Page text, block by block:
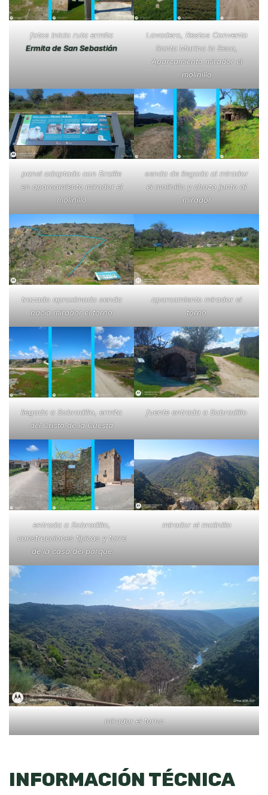
fotos inicio ruta ermita
Ermita de San Sebastián
Lavadero, Restos Convento
Santa Marina la Seca,
Aparcamiento mirador el
molinillo
panel adaptado con Braille
en aparcamiento mirador el
molinillo
senda de llegada al mirador
el molinillo y chozo junto al
mirador
trazado aproximado senda
hacia mirador el torno
aparcamiento mirador el
torno
llegada a Sobradillo, ermita
del Cristo de la Cuesta
fuente entrada a Sobradillo
entrada a Sobradillo,
construcciones típicas y torre
de la casa del parque
mirador el molinillo
mirador el torno
INFORMACIÓN TÉCNICA